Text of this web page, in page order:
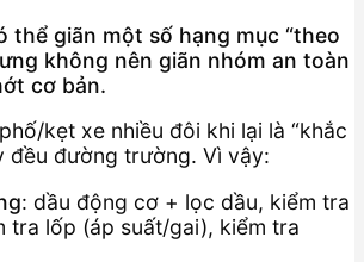
thể giãn một số hạng mục “theo
không nên giãn nhóm an toàn
cơ bản.
kẹt xe nhiều đôi khi lại là “khắc
đều đường trường. Vì vậy:
: dầu động cơ + lọc dầu, kiểm tra
tra lốp (áp suất/gai), kiểm tra